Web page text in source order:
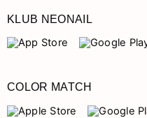
KLUB NEONAIL
COLOR MATCH